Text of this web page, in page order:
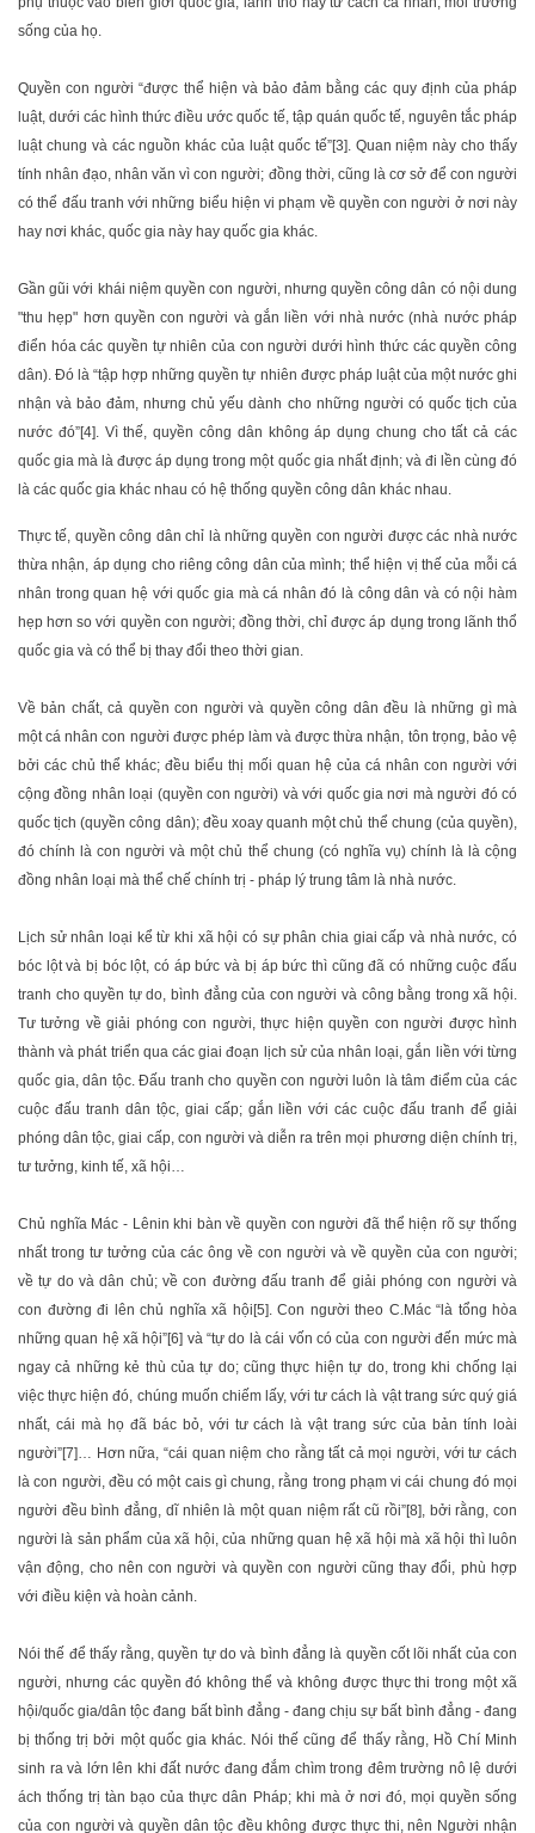
sống của họ.
Quyền con người “được thể hiện và bảo đảm bằng các quy định của pháp
luật, dưới các hình thức điều ước quốc tế, tập quán quốc tế, nguyên tắc pháp
luật chung và các nguồn khác của luật quốc tế”[3]. Quan niệm này cho thấy
tính nhân đạo, nhân văn vì con người; đồng thời, cũng là cơ sở để con người
có thể đấu tranh với những biểu hiện vi phạm về quyền con người ở nơi này
hay nơi khác, quốc gia này hay quốc gia khác.
Gần gũi với khái niệm quyền con người, nhưng quyền công dân có nội dung
"thu hẹp" hơn quyền con người và gắn liền với nhà nước (nhà nước pháp
điển hóa các quyền tự nhiên của con người dưới hình thức các quyền công
dân). Đó là “tập hợp những quyền tự nhiên được pháp luật của một nước ghi
nhận và bảo đảm, nhưng chủ yếu dành cho những người có quốc tịch của
nước đó”[4]. Vì thế, quyền công dân không áp dụng chung cho tất cả các
quốc gia mà là được áp dụng trong một quốc gia nhất định; và đi lền cùng đó
là các quốc gia khác nhau có hệ thống quyền công dân khác nhau.
Thực tế, quyền công dân chỉ là những quyền con người được các nhà nước
thừa nhận, áp dụng cho riêng công dân của mình; thể hiện vị thế của mỗi cá
nhân trong quan hệ với quốc gia mà cá nhân đó là công dân và có nội hàm
hẹp hơn so với quyền con người; đồng thời, chỉ được áp dụng trong lãnh thổ
quốc gia và có thể bị thay đổi theo thời gian.
Về bản chất, cả quyền con người và quyền công dân đều là những gì mà
một cá nhân con người được phép làm và được thừa nhận, tôn trọng, bảo vệ
bởi các chủ thể khác; đều biểu thị mối quan hệ của cá nhân con người với
cộng đồng nhân loại (quyền con người) và với quốc gia nơi mà người đó có
quốc tịch (quyền công dân); đều xoay quanh một chủ thể chung (của quyền),
đó chính là con người và một chủ thể chung (có nghĩa vụ) chính là là cộng
đồng nhân loại mà thể chế chính trị - pháp lý trung tâm là nhà nước.
Lịch sử nhân loại kể từ khi xã hội có sự phân chia giai cấp và nhà nước, có
bóc lột và bị bóc lột, có áp bức và bị áp bức thì cũng đã có những cuộc đấu
tranh cho quyền tự do, bình đẳng của con người và công bằng trong xã hội.
Tư tưởng về giải phóng con người, thực hiện quyền con người được hình
thành và phát triển qua các giai đoạn lịch sử của nhân loại, gắn liền với từng
quốc gia, dân tộc. Đấu tranh cho quyền con người luôn là tâm điểm của các
cuộc đấu tranh dân tộc, giai cấp; gắn liền với các cuộc đấu tranh để giải
phóng dân tộc, giai cấp, con người và diễn ra trên mọi phương diện chính trị,
tư tưởng, kinh tế, xã hội…
Chủ nghĩa Mác - Lênin khi bàn về quyền con người đã thể hiện rõ sự thống
nhất trong tư tưởng của các ông về con người và về quyền của con người;
về tự do và dân chủ; về con đường đấu tranh để giải phóng con người và
con đường đi lên chủ nghĩa xã hội[5]. Con người theo C.Mác “là tổng hòa
những quan hệ xã hội”[6] và “tự do là cái vốn có của con người đến mức mà
ngay cả những kẻ thù của tự do; cũng thực hiện tự do, trong khi chống lại
việc thực hiện đó, chúng muốn chiếm lấy, với tư cách là vật trang sức quý giá
nhất, cái mà họ đã bác bỏ, với tư cách là vật trang sức của bản tính loài
người”[7]… Hơn nữa, “cái quan niệm cho rằng tất cả mọi người, với tư cách
là con người, đều có một cais gì chung, rằng trong phạm vi cái chung đó mọi
người đều bình đẳng, dĩ nhiên là một quan niệm rất cũ rồi”[8], bởi rằng, con
người là sản phẩm của xã hội, của những quan hệ xã hội mà xã hội thì luôn
vận động, cho nên con người và quyền con người cũng thay đổi, phù hợp
với điều kiện và hoàn cảnh.
Nói thế để thấy rằng, quyền tự do và bình đẳng là quyền cốt lõi nhất của con
người, nhưng các quyền đó không thể và không được thực thi trong một xã
hội/quốc gia/dân tộc đang bất bình đẳng - đang chịu sự bất bình đẳng - đang
bị thống trị bởi một quốc gia khác. Nói thế cũng để thấy rằng, Hồ Chí Minh
sinh ra và lớn lên khi đất nước đang đắm chìm trong đêm trường nô lệ dưới
ách thống trị tàn bạo của thực dân Pháp; khi mà ở nơi đó, mọi quyền sống
của con người và quyền dân tộc đều không được thực thi, nên Người nhận